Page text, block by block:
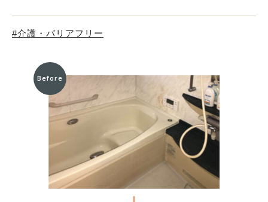
介護・バリアフリー
Before